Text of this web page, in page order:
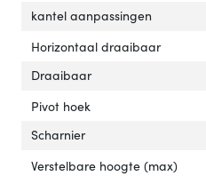
kantel aanpassingen
Horizontaal draaibaar
Draaibaar
Pivot hoek
Scharnier
Verstelbare hoogte (max)